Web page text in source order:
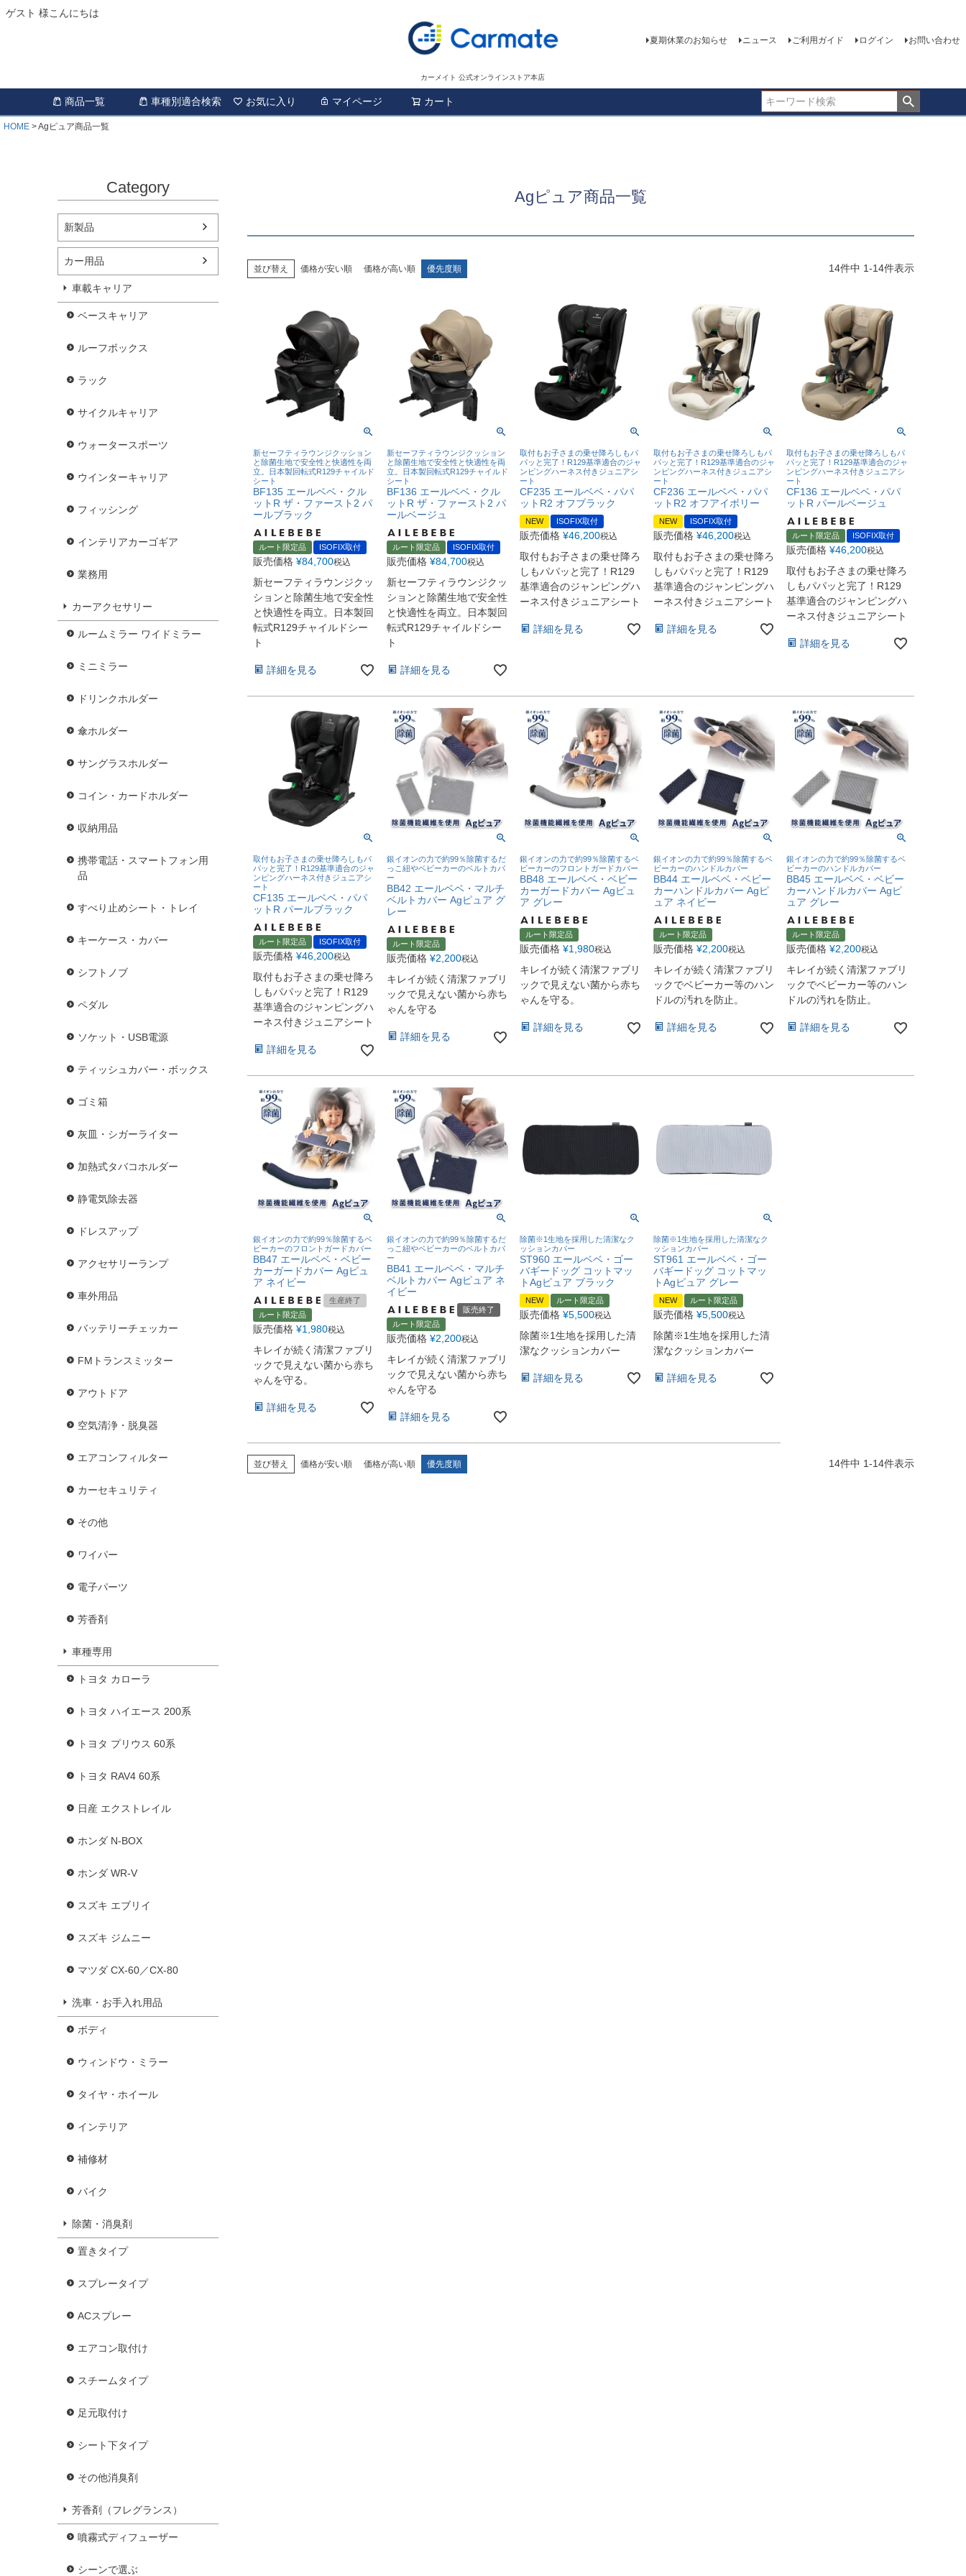
ゲスト 様こんにちは
カーメイト 公式オンラインストア本店
夏期休業のお知らせ ニュース ご利用ガイド ログイン お問い合わせ
商品一覧 車種別適合検索 お気に入り マイページ カート
HOME Agピュア商品一覧
Category
新製品
カー用品
車載キャリア
ベースキャリア
ルーフボックス
ラック
サイクルキャリア
ウォータースポーツ
ウインターキャリア
フィッシング
インテリアカーゴギア
業務用
カーアクセサリー
ルームミラー ワイドミラー
ミニミラー
ドリンクホルダー
傘ホルダー
サングラスホルダー
コイン・カードホルダー
収納用品
携帯電話・スマートフォン用
品
すべり止めシート・トレイ
キーケース・カバー
シフトノブ
ペダル
ソケット・USB電源
ティッシュカバー・ボックス
ゴミ箱
灰皿・シガーライター
加熱式タバコホルダー
静電気除去器
ドレスアップ
アクセサリーランプ
車外用品
バッテリーチェッカー
FMトランスミッター
アウトドア
空気清浄・脱臭器
エアコンフィルター
カーセキュリティ
その他
ワイパー
電子パーツ
芳香剤
車種専用
トヨタ カローラ
トヨタ ハイエース 200系
トヨタ プリウス 60系
トヨタ RAV4 60系
日産 エクストレイル
ホンダ N-BOX
ホンダ WR-V
スズキ エブリイ
スズキ ジムニー
マツダ CX-60／CX-80
洗車・お手入れ用品
ボディ
ウィンドウ・ミラー
タイヤ・ホイール
インテリア
補修材
バイク
除菌・消臭剤
置きタイプ
スプレータイプ
ACスプレー
エアコン取付け
スチームタイプ
足元取付け
シート下タイプ
その他消臭剤
芳香剤（フレグランス）
噴霧式ディフューザー
シーンで選ぶ
Agピュア商品一覧
並び替え 価格が安い順 価格が高い順 優先度順 14件中 1-14件表示
新セーフティラウンジクッション
と除菌生地で安全性と快適性を両
立。日本製回転式R129チャイルド
シート
BF135 エールベベ・クル
ットR ザ・ファースト2 パ
ールブラック
ルート限定品 ISOFIX取付
販売価格 ¥84,700税込
新セーフティラウンジクッ
ションと除菌生地で安全性
と快適性を両立。日本製回
転式R129チャイルドシー
ト
詳細を見る
新セーフティラウンジクッション
と除菌生地で安全性と快適性を両
立。日本製回転式R129チャイルド
シート
BF136 エールベベ・クル
ットR ザ・ファースト2 パ
ールベージュ
ルート限定品 ISOFIX取付
販売価格 ¥84,700税込
新セーフティラウンジクッ
ションと除菌生地で安全性
と快適性を両立。日本製回
転式R129チャイルドシー
ト
詳細を見る
取付もお子さまの乗せ降ろしもパ
パッと完了！R129基準適合のジャ
ンピングハーネス付きジュニアシ
ート
CF235 エールベベ・パパ
ットR2 オフブラック
NEW ISOFIX取付
販売価格 ¥46,200税込
取付もお子さまの乗せ降ろ
しもパパッと完了！R129
基準適合のジャンピングハ
ーネス付きジュニアシート
詳細を見る
取付もお子さまの乗せ降ろしもパ
パッと完了！R129基準適合のジャ
ンピングハーネス付きジュニアシ
ート
CF236 エールベベ・パパ
ットR2 オフアイボリー
NEW ISOFIX取付
販売価格 ¥46,200税込
取付もお子さまの乗せ降ろ
しもパパッと完了！R129
基準適合のジャンピングハ
ーネス付きジュニアシート
詳細を見る
取付もお子さまの乗せ降ろしもパ
パッと完了！R129基準適合のジャ
ンピングハーネス付きジュニアシ
ート
CF136 エールベベ・パパ
ットR パールベージュ
ルート限定品 ISOFIX取付
販売価格 ¥46,200税込
取付もお子さまの乗せ降ろ
しもパパッと完了！R129
基準適合のジャンピングハ
ーネス付きジュニアシート
詳細を見る
取付もお子さまの乗せ降ろしもパ
パッと完了！R129基準適合のジャ
ンピングハーネス付きジュニアシ
ート
CF135 エールベベ・パパ
ットR パールブラック
ルート限定品 ISOFIX取付
販売価格 ¥46,200税込
取付もお子さまの乗せ降ろ
しもパパッと完了！R129
基準適合のジャンピングハ
ーネス付きジュニアシート
詳細を見る
銀イオンの力で約99％除菌するだ
っこ紐やベビーカーのベルトカバ
ー
BB42 エールベベ・マルチ
ベルトカバー Agピュア グ
レー
ルート限定品
販売価格 ¥2,200税込
キレイが続く清潔ファブリ
ックで見えない菌から赤ち
ゃんを守る
詳細を見る
銀イオンの力で約99％除菌するベ
ビーカーのフロントガードカバー
BB48 エールベベ・ベビー
カーガードカバー Agピュ
ア グレー
ルート限定品
販売価格 ¥1,980税込
キレイが続く清潔ファブリ
ックで見えない菌から赤ち
ゃんを守る。
詳細を見る
銀イオンの力で約99％除菌するベ
ビーカーのハンドルカバー
BB44 エールベベ・ベビー
カーハンドルカバー Agピ
ュア ネイビー
ルート限定品
販売価格 ¥2,200税込
キレイが続く清潔ファブリ
ックでベビーカー等のハン
ドルの汚れを防止。
詳細を見る
銀イオンの力で約99％除菌するベ
ビーカーのハンドルカバー
BB45 エールベベ・ベビー
カーハンドルカバー Agピ
ュア グレー
ルート限定品
販売価格 ¥2,200税込
キレイが続く清潔ファブリ
ックでベビーカー等のハン
ドルの汚れを防止。
詳細を見る
銀イオンの力で約99％除菌するベ
ビーカーのフロントガードカバー
BB47 エールベベ・ベビー
カーガードカバー Agピュ
ア ネイビー
生産終了
ルート限定品
販売価格 ¥1,980税込
キレイが続く清潔ファブリ
ックで見えない菌から赤ち
ゃんを守る。
詳細を見る
銀イオンの力で約99％除菌するだ
っこ紐やベビーカーのベルトカバ
ー
BB41 エールベベ・マルチ
ベルトカバー Agピュア ネ
イビー
販売終了
ルート限定品
販売価格 ¥2,200税込
キレイが続く清潔ファブリ
ックで見えない菌から赤ち
ゃんを守る
詳細を見る
除菌※1生地を採用した清潔なク
ッションカバー
ST960 エールベベ・ゴー
バギードッグ コットマッ
トAgピュア ブラック
NEW ルート限定品
販売価格 ¥5,500税込
除菌※1生地を採用した清
潔なクッションカバー
詳細を見る
除菌※1生地を採用した清潔なク
ッションカバー
ST961 エールベベ・ゴー
バギードッグ コットマッ
トAgピュア グレー
NEW ルート限定品
販売価格 ¥5,500税込
除菌※1生地を採用した清
潔なクッションカバー
詳細を見る
並び替え 価格が安い順 価格が高い順 優先度順 14件中 1-14件表示